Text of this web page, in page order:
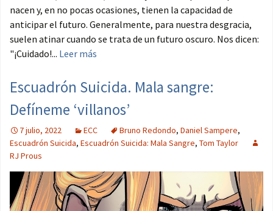
nacen y, en no pocas ocasiones, tienen la capacidad de
anticipar el futuro. Generalmente, para nuestra desgracia,
suelen atinar cuando se trata de un futuro oscuro. Nos dicen:
"¡Cuidado!... Leer más
Escuadrón Suicida. Mala sangre:
Defíneme ‘villanos’
7 julio, 2022 ECC Bruno Redondo, Daniel Sampere,
Escuadrón Suicida, Escuadrón Suicida: Mala Sangre, Tom Taylor
RJ Prous